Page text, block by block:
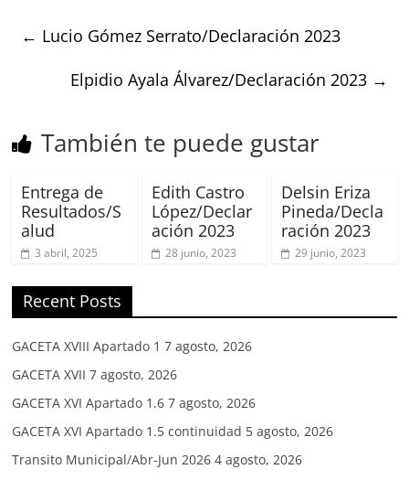
← Lucio Gómez Serrato/Declaración 2023
Elpidio Ayala Álvarez/Declaración 2023 →
También te puede gustar
Entrega de
Resultados/S
alud
3 abril, 2025
Edith Castro
López/Declar
ación 2023
28 junio, 2023
Delsin Eriza
Pineda/Decla
ración 2023
29 junio, 2023
Recent Posts
GACETA XVIII Apartado 1 7 agosto, 2026
GACETA XVII 7 agosto, 2026
GACETA XVI Apartado 1.6 7 agosto, 2026
GACETA XVI Apartado 1.5 continuidad 5 agosto, 2026
Transito Municipal/Abr-Jun 2026 4 agosto, 2026